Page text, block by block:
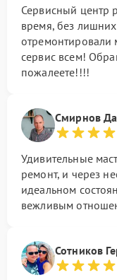
Сервисный центр
время, без
сервис всем!
пожалеете!!!!
Смирнов
Удивительные
ремонт, и через
идеальном
вежливым
Сотников